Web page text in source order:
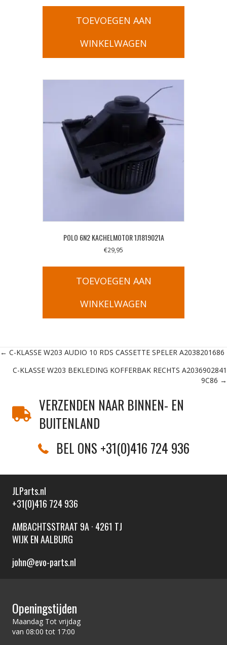
TOEVOEGEN AAN
WINKELWAGEN
POLO 6N2 KACHELMOTOR 1J1819021A
€29,95
TOEVOEGEN AAN
WINKELWAGEN
Posts
navigation
← C-KLASSE W203 AUDIO 10 RDS CASSETTE SPELER A2038201686
C-KLASSE W203 BEKLEDING KOFFERBAK RECHTS A2036902841
9C86 →
VERZENDEN NAAR BINNEN- EN
BUITENLAND
BEL ONS +31(0)416 724 936
JLParts.nl
+31(0)416 724 936
AMBACHTSSTRAAT 9A · 4261 TJ
WIJK EN AALBURG
john@evo-parts.nl
Openingstijden
Maandag Tot vrijdag
van 08:00 tot 17:00